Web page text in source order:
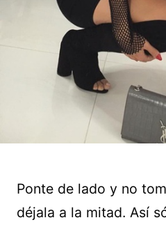
Ponte de lado y no
déjala a la mitad. Así